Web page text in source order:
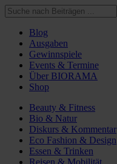
Blog
Ausgaben
Gewinnspiele
Events & Termine
Über BIORAMA
Shop
Beauty & Fitness
Bio & Natur
Diskurs & Kommentar
Eco Fashion & Design
Essen & Trinken
Reisen & Mobilität